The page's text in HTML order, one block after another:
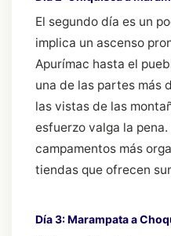
El segundo día es un
implica un ascenso
Apurímac hasta el
una de las partes más
las vistas de las
esfuerzo valga la
campamentos más
tiendas que ofrecen
Día 3: Marampata a